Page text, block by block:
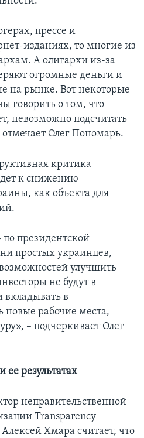
прессе и
изданиях, то многие из
А олигархи из-за
огромные деньги и
на рынке. Вот некоторые
говорить о том, что
невозможно подсчитать
Олег Пономарь.
критика
к снижению
как объекта для
президентской
простых украинцев,
улучшить
не будут в
вкладывать в
новые рабочие места,
– подчеркивает Олег
ее результатах
неправительственной
Transparency
Хмара считает, что